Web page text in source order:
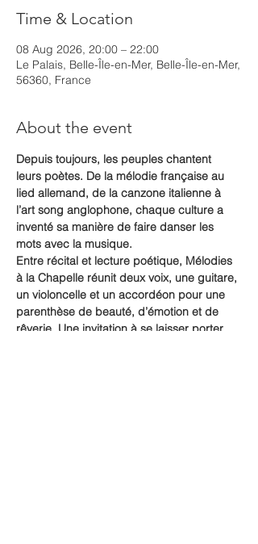
Time & Location
08 Aug 2026, 20:00 – 22:00
Le Palais, Belle-Île-en-Mer, Belle-Île-en-Mer,
56360, France
About the event
Depuis toujours, les peuples chantent
leurs poètes. De la mélodie française au
lied allemand, de la canzone italienne à
l’art song anglophone, chaque culture a
inventé sa manière de faire danser les
mots avec la musique.
Entre récital et lecture poétique, Mélodies
à la Chapelle réunit deux voix, une guitare,
un violoncelle et un accordéon pour une
parenthèse de beauté, d’émotion et de
rêverie. Une invitation à se laisser porter